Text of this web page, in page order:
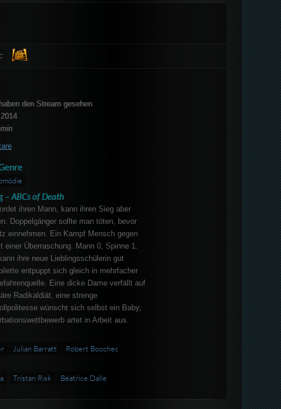
den Stream gesehen
–ABCs of Death
ihren Mann, kann ihren Sieg aber
Doppelgänger sollte man töten, bevor
einnehmen. Ein Kampf Mensch gegen
einer Überraschung. Mann 0, Spinne 1.
ihre neue Lieblingsschülerin gut
entpuppt sich gleich in mehrfacher
Eine dicke Dame verfällt auf
Radikaldiät, eine strenge
wünscht sich selbst ein Baby,
artet in Arbeit aus.
Julian Barratt Robert Boochec
Tristan Risk Béatrice Dalle